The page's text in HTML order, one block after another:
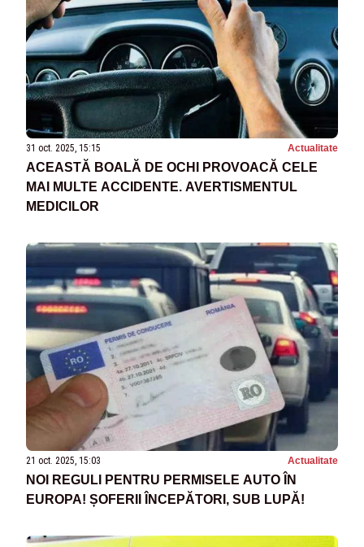
31 oct. 2025, 15:15 Actualitate
ACEASTĂ BOALĂ DE OCHI PROVOACĂ CELE
MAI MULTE ACCIDENTE. AVERTISMENTUL
MEDICILOR
21 oct. 2025, 15:03 Actualitate
NOI REGULI PENTRU PERMISELE AUTO ÎN
EUROPA! ȘOFERII ÎNCEPĂTORI, SUB LUPĂ!